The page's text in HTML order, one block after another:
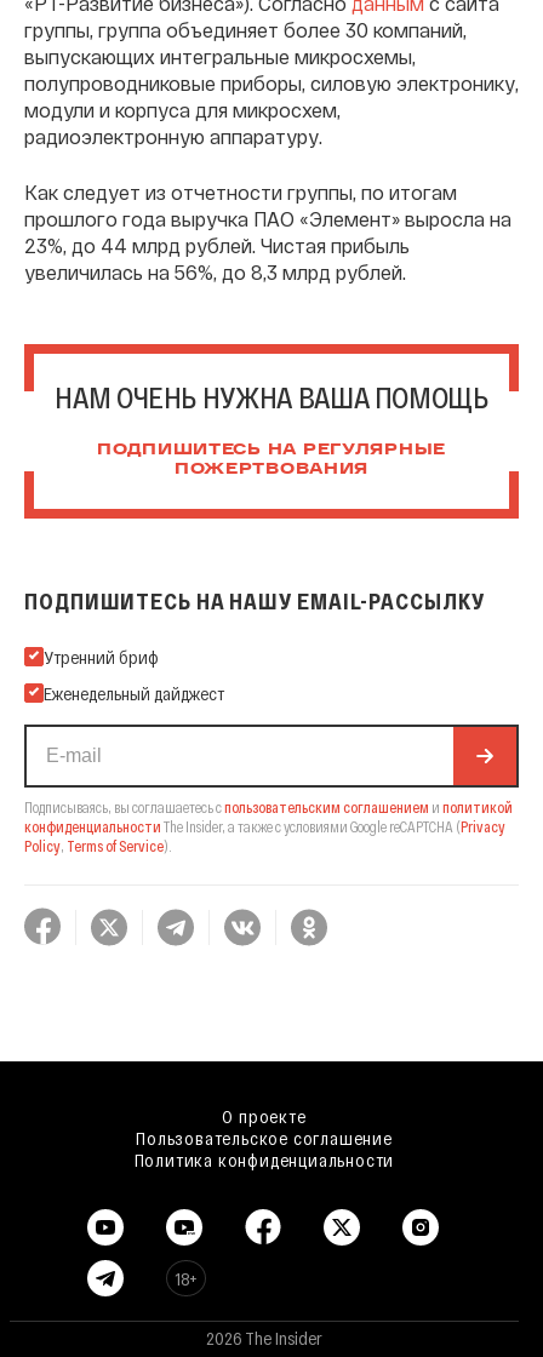
группы, группа объединяет более 30 компаний,
выпускающих интегральные микросхемы,
полупроводниковые приборы, силовую электронику,
модули и корпуса для микросхем,
радиоэлектронную аппаратуру.
Как следует из отчетности группы, по итогам
прошлого года выручка ПАО «Элемент» выросла на
23%, до 44 млрд рублей. Чистая прибыль
увеличилась на 56%, до 8,3 млрд рублей.
НАМ ОЧЕНЬ НУЖНА ВАША ПОМОЩЬ
ПОДПИШИТЕСЬ НА РЕГУЛЯРНЫЕ
ПОЖЕРТВОВАНИЯ
ПОДПИШИТЕСЬ НА НАШУ EMAIL-РАССЫЛКУ
Подпишитесь на нашу Email-рассылку
Утренний бриф
Еженедельный дайджест
Подписываясь, вы соглашаетесь спользовательским соглашением и политикой
конфиденциальности The Insider, а также с условиями Google reCAPTCHA (Privacy
Policy Terms of Service).
О проекте
Пользовательское соглашение
Политика конфиденциальности
18+
2026 The Insider